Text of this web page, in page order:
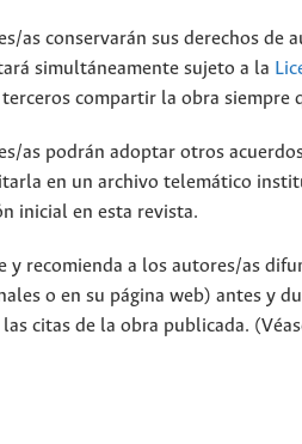
as conservarán sus derechos
simultáneamente sujeto a la
compartir la obra siempre
as podrán adoptar otros
en un archivo telemático
inicial en esta revista.
y recomienda a los autores/as
o en su página web) antes y
citas de la obra publicada.